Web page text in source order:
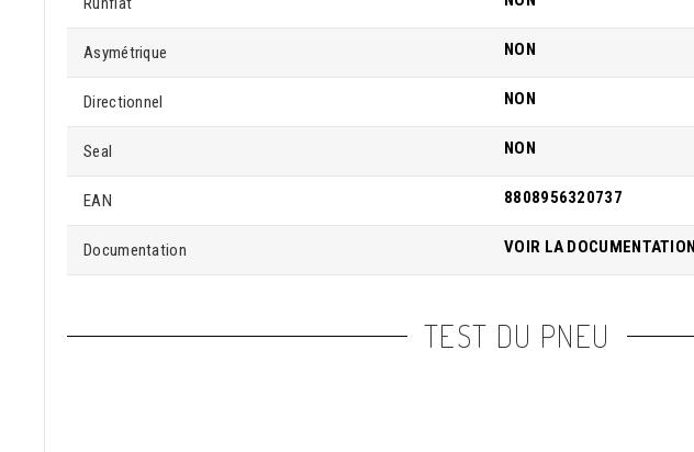
Asymétrique NON
Directionnel NON
Seal NON
EAN 8808956320737
Documentation VOIR LA DOCUMENTATION
TEST DU PNEU